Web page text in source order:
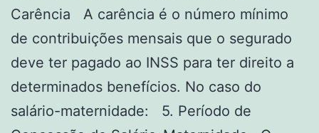
Carência A carência é o número mínimo
de contribuições mensais que o segurado
deve ter pagado ao INSS para ter direito a
determinados benefícios. No caso do
salário-maternidade: 5. Período de